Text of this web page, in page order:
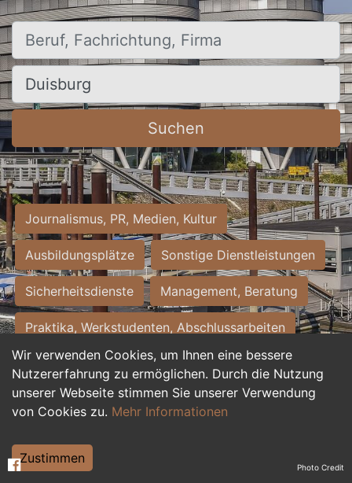
Wir verwenden Cookies, um Ihnen eine bessere
Nutzererfahrung zu ermöglichen. Durch die Nutzung
unserer Webseite stimmen Sie unserer Verwendung
von Cookies zu. Mehr Informationen
Zustimmen
Beruf, Fachrichtung, Firma
Ort, Stadt
Suchen
Journalismus, PR, Medien, Kultur
Ausbildungsplätze Sonstige Dienstleistungen
Sicherheitsdienste Management, Beratung
Praktika, Werkstudenten, Abschlussarbeiten
Personalwesen Assistenz, Sekretariat
Hilfskräfte, Aushilfs- und Nebenjobs
Weiterbildung, Studium, duale Ausbildung Photo Credit